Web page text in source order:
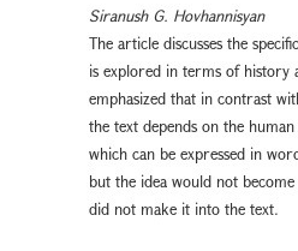
Siranush G. Hovhannisyan
The article discusses the
is explored in terms of history
emphasized that in contrast
the text depends on the
which can be expressed in
but the idea would not
did not make it into the text.